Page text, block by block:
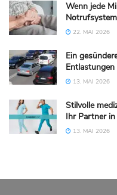
Wenn jede
22. MAI 2026
Ein
13. MAI 2026
Stilvolle
Ihr Partner
13. MAI 2026